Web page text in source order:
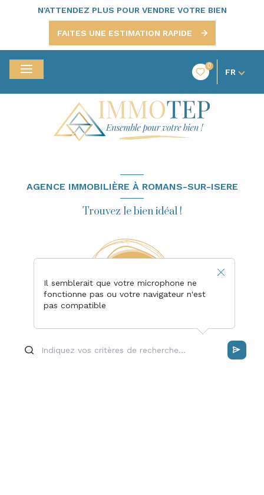
N'ATTENDEZ PLUS POUR VENDRE VOTRE BIEN
FAITES UNE ESTIMATION RAPIDE
0
FR
AGENCE IMMOBILIÈRE À ROMANS-SUR-ISERE
Trouvez le bien idéal !
Il semblerait que votre microphone ne
fonctionne pas ou votre navigateur n'est
pas compatible